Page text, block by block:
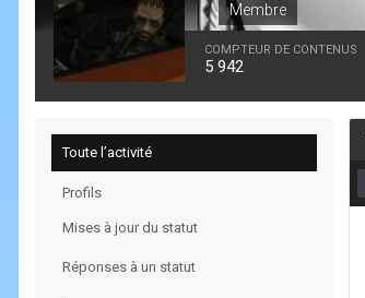
Membre
COMPTEUR DE CONTENUS
5 942
Toute l’activité
Profils
Mises à jour du statut
Réponses à un statut